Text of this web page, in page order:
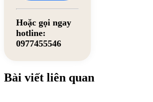
Hoặc gọi ngay
hotline:
0977455546
Bài viết liên quan